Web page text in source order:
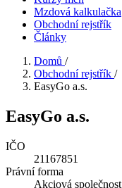
Mzdová kalkulačka
Obchodní rejstřík
Články
Domů /
Obchodní rejstřík /
EasyGo a.s.
EasyGo a.s.
IČO
21167851
Právní forma
Akciová společnost